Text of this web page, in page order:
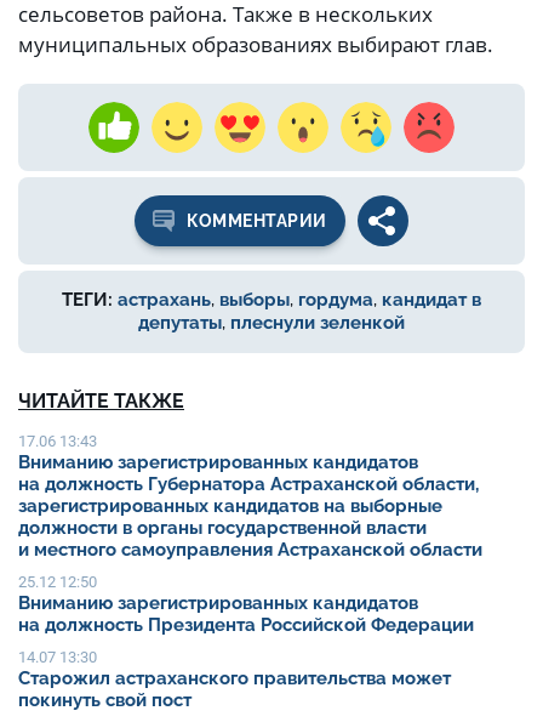
сельсоветов района. Также в нескольких
муниципальных образованиях выбирают глав.
КОММЕНТАРИИ
ТЕГИ: астрахань, выборы, гордума, кандидат в
депутаты, плеснули зеленкой
ЧИТАЙТЕ ТАКЖЕ
17.06 13:43
Вниманию зарегистрированных кандидатов
на должность Губернатора Астраханской области,
зарегистрированных кандидатов на выборные
должности в органы государственной власти
и местного самоуправления Астраханской области
25.12 12:50
Вниманию зарегистрированных кандидатов
на должность Президента Российской Федерации
14.07 13:30
Старожил астраханского правительства может
покинуть свой пост